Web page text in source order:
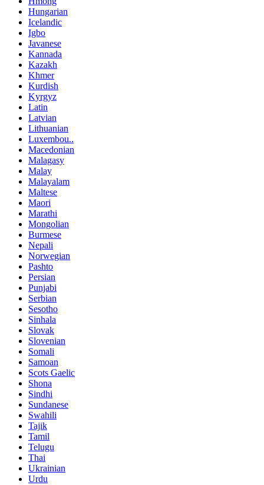
Hungarian
Icelandic
Igbo
Javanese
Kannada
Kazakh
Khmer
Kurdish
Kyrgyz
Latin
Latvian
Lithuanian
Luxembou..
Macedonian
Malagasy
Malay
Malayalam
Maltese
Maori
Marathi
Mongolian
Burmese
Nepali
Norwegian
Pashto
Persian
Punjabi
Serbian
Sesotho
Sinhala
Slovak
Slovenian
Somali
Samoan
Scots Gaelic
Shona
Sindhi
Sundanese
Swahili
Tajik
Tamil
Telugu
Thai
Ukrainian
Urdu